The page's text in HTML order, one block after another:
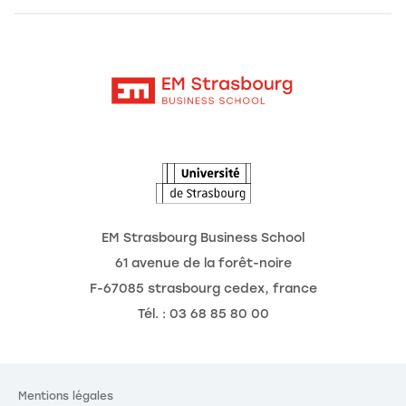
EM Strasbourg Business School
61 avenue de la forêt-noire
F-67085 strasbourg cedex, france
Tél. : 03 68 85 80 00
Mentions légales